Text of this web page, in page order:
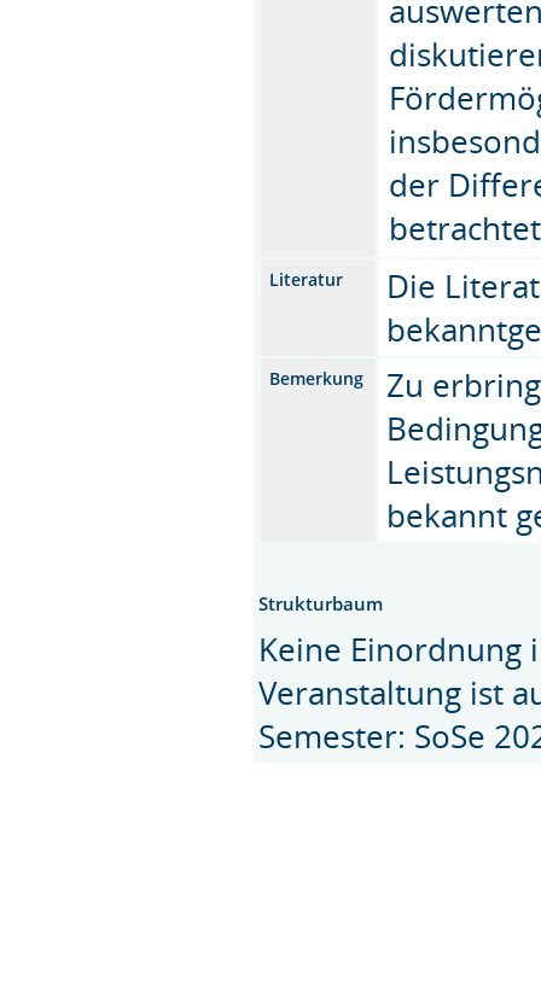
der
Literatur
Die
Bemerkung
Zu
bekannt
Strukturbaum
Keine Einordnung
Veranstaltung ist
Semester: SoSe